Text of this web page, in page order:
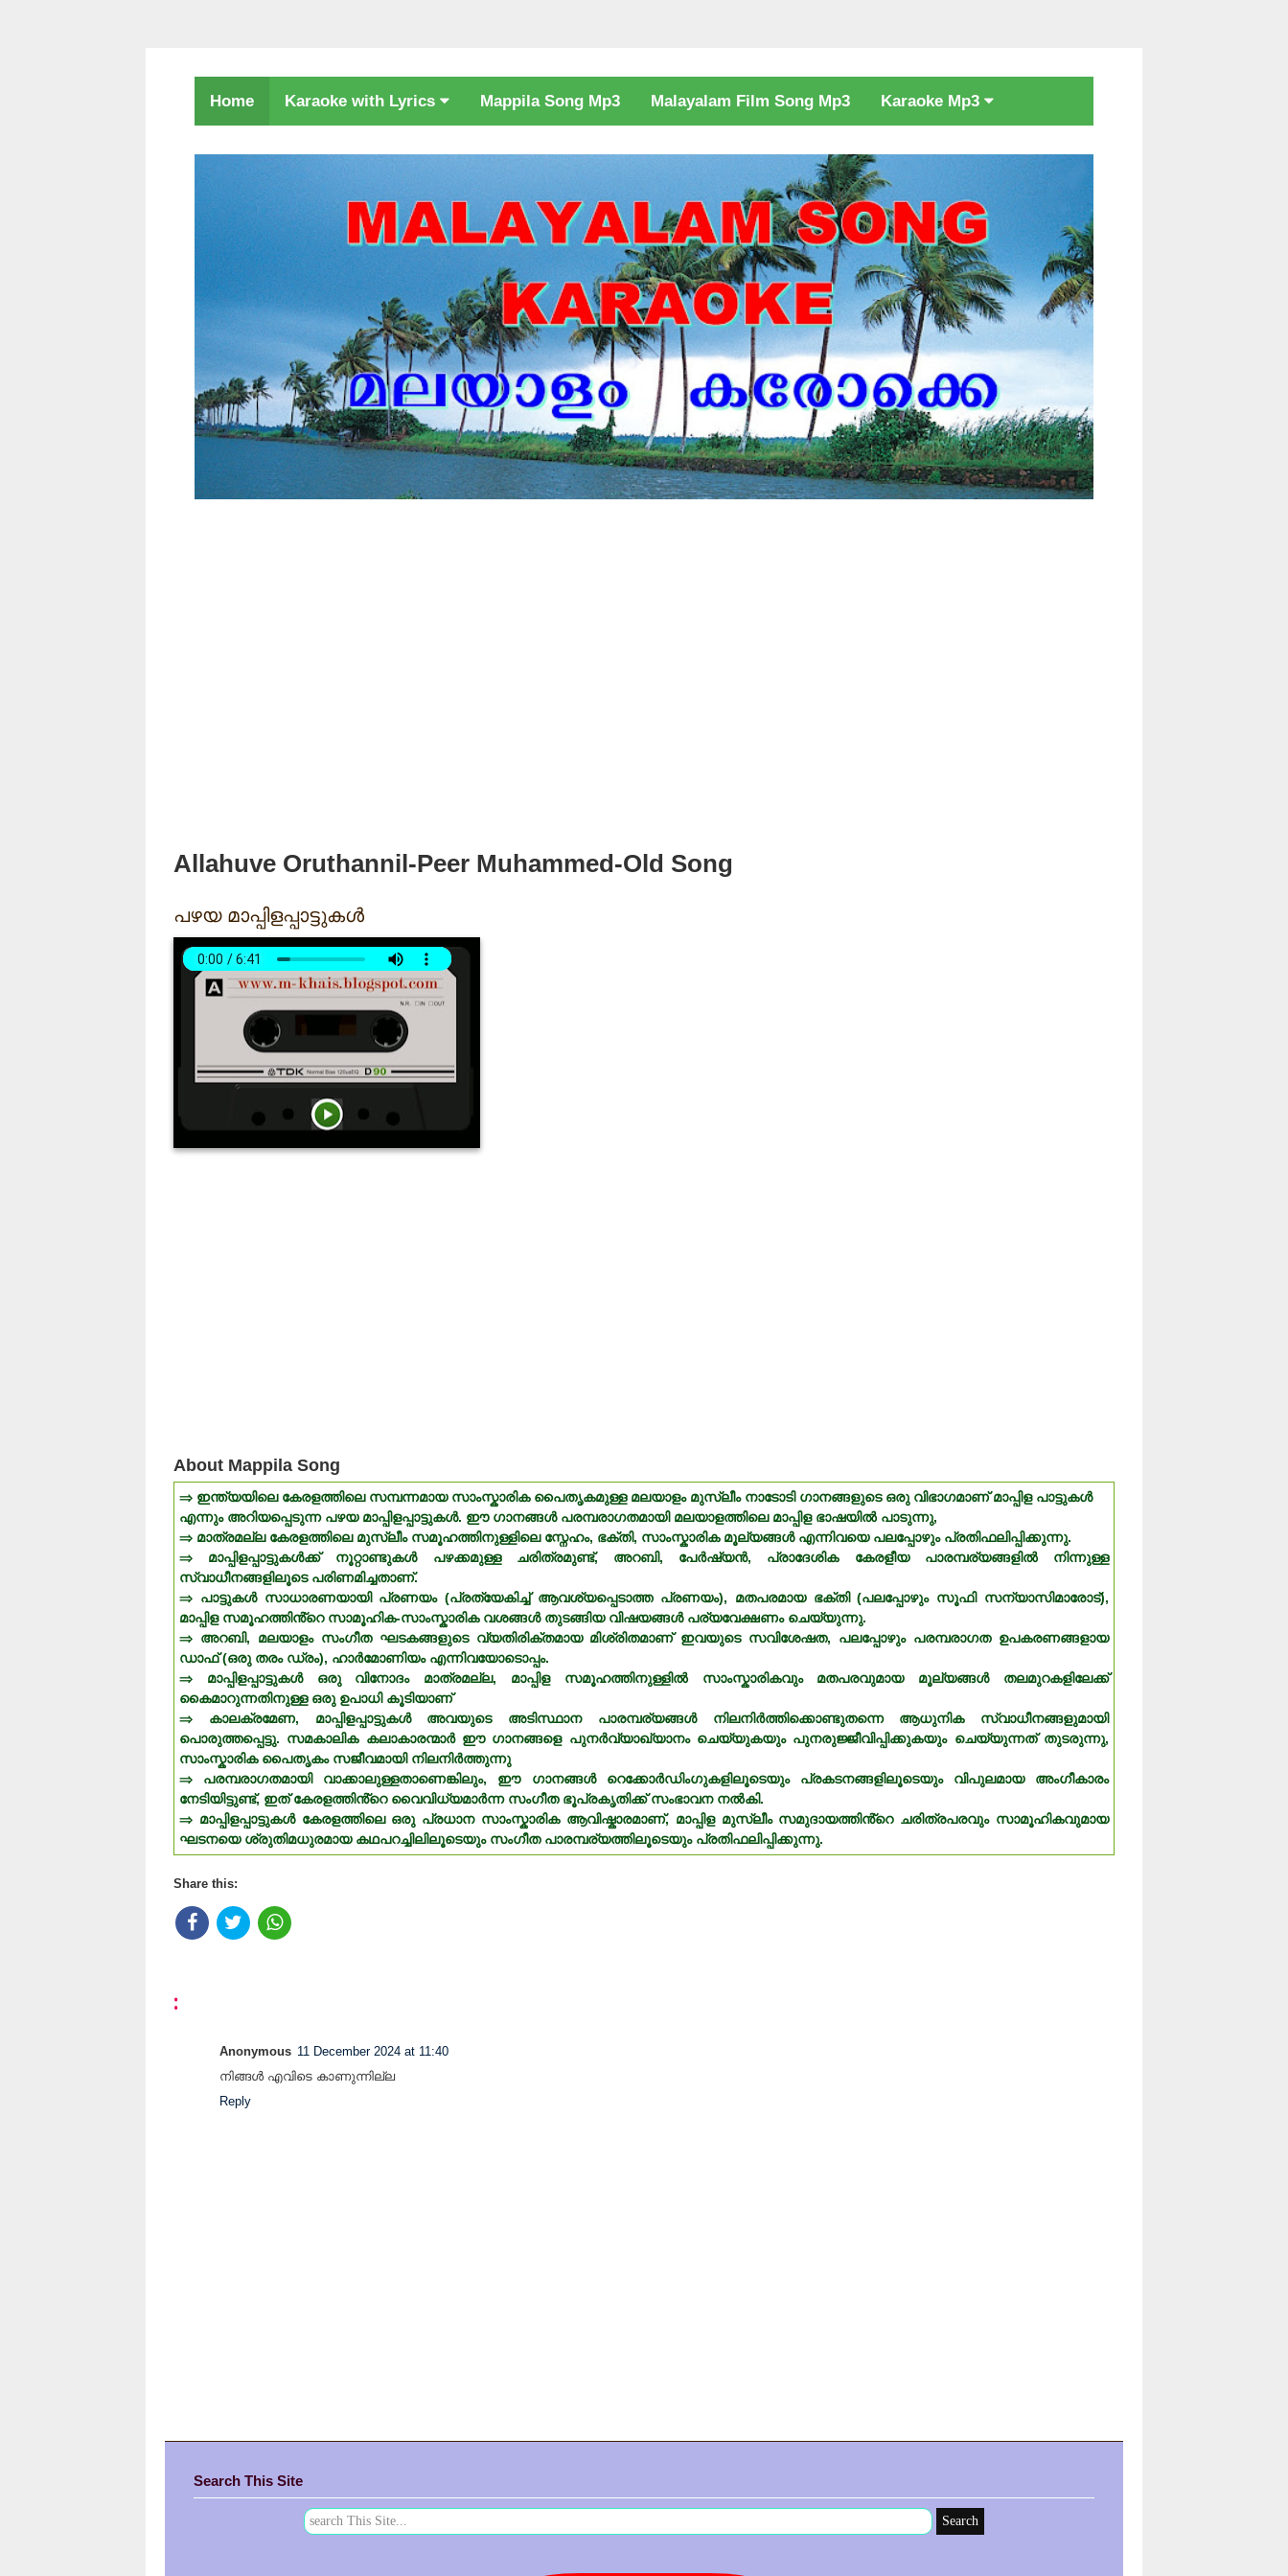
Home Karaoke with Lyrics Mappila Song Mp3 Malayalam Film Song Mp3 Karaoke Mp3
Allahuve Oruthannil-Peer Muhammed-Old Song
പഴയ മാപ്പിളപ്പാട്ടുകൾ
About Mappila Song
⇒ ഇന്ത്യയിലെ കേരളത്തിലെ സമ്പന്നമായ സാംസ്കാരിക പൈതൃകമുള്ള മലയാളം മുസ്ലീം നാടോടി ഗാനങ്ങളുടെ ഒരു വിഭാഗമാണ് മാപ്പിള പാട്ടുകൾ
എന്നും അറിയപ്പെടുന്ന പഴയ മാപ്പിളപ്പാട്ടുകൾ. ഈ ഗാനങ്ങൾ പരമ്പരാഗതമായി മലയാളത്തിലെ മാപ്പിള ഭാഷയിൽ പാടുന്നു,
⇒ മാത്രമല്ല കേരളത്തിലെ മുസ്ലീം സമൂഹത്തിനുള്ളിലെ സ്നേഹം, ഭക്തി, സാംസ്കാരിക മൂല്യങ്ങൾ എന്നിവയെ പലപ്പോഴും പ്രതിഫലിപ്പിക്കുന്നു.
⇒ മാപ്പിളപ്പാട്ടുകൾക്ക് നൂറ്റാണ്ടുകൾ പഴക്കമുള്ള ചരിത്രമുണ്ട്, അറബി, പേർഷ്യൻ, പ്രാദേശിക കേരളീയ പാരമ്പര്യങ്ങളിൽ നിന്നുള്ള
സ്വാധീനങ്ങളിലൂടെ പരിണമിച്ചതാണ്.
⇒ പാട്ടുകൾ സാധാരണയായി പ്രണയം (പ്രത്യേകിച്ച് ആവശ്യപ്പെടാത്ത പ്രണയം), മതപരമായ ഭക്തി (പലപ്പോഴും സൂഫി സന്യാസിമാരോട്),
മാപ്പിള സമൂഹത്തിൻ്റെ സാമൂഹിക-സാംസ്കാരിക വശങ്ങൾ തുടങ്ങിയ വിഷയങ്ങൾ പര്യവേക്ഷണം ചെയ്യുന്നു.
⇒ അറബി, മലയാളം സംഗീത ഘടകങ്ങളുടെ വ്യതിരിക്തമായ മിശ്രിതമാണ് ഇവയുടെ സവിശേഷത, പലപ്പോഴും പരമ്പരാഗത ഉപകരണങ്ങളായ
ഡാഫ് (ഒരു തരം ഡ്രം), ഹാർമോണിയം എന്നിവയോടൊപ്പം.
⇒ മാപ്പിളപ്പാട്ടുകൾ ഒരു വിനോദം മാത്രമല്ല, മാപ്പിള സമൂഹത്തിനുള്ളിൽ സാംസ്കാരികവും മതപരവുമായ മൂല്യങ്ങൾ തലമുറകളിലേക്ക്
കൈമാറുന്നതിനുള്ള ഒരു ഉപാധി കൂടിയാണ്
⇒ കാലക്രമേണ, മാപ്പിളപ്പാട്ടുകൾ അവയുടെ അടിസ്ഥാന പാരമ്പര്യങ്ങൾ നിലനിർത്തിക്കൊണ്ടുതന്നെ ആധുനിക സ്വാധീനങ്ങളുമായി
പൊരുത്തപ്പെട്ടു. സമകാലിക കലാകാരന്മാർ ഈ ഗാനങ്ങളെ പുനർവ്യാഖ്യാനം ചെയ്യുകയും പുനരുജ്ജീവിപ്പിക്കുകയും ചെയ്യുന്നത് തുടരുന്നു,
സാംസ്കാരിക പൈതൃകം സജീവമായി നിലനിർത്തുന്നു
⇒ പരമ്പരാഗതമായി വാക്കാലുള്ളതാണെങ്കിലും, ഈ ഗാനങ്ങൾ റെക്കോർഡിംഗുകളിലൂടെയും പ്രകടനങ്ങളിലൂടെയും വിപുലമായ അംഗീകാരം
നേടിയിട്ടുണ്ട്, ഇത് കേരളത്തിൻ്റെ വൈവിധ്യമാർന്ന സംഗീത ഭൂപ്രകൃതിക്ക് സംഭാവന നൽകി.
⇒ മാപ്പിളപ്പാട്ടുകൾ കേരളത്തിലെ ഒരു പ്രധാന സാംസ്കാരിക ആവിഷ്കാരമാണ്, മാപ്പിള മുസ്ലീം സമുദായത്തിൻ്റെ ചരിത്രപരവും സാമൂഹികവുമായ
ഘടനയെ ശ്രുതിമധുരമായ കഥപറച്ചിലിലൂടെയും സംഗീത പാരമ്പര്യത്തിലൂടെയും പ്രതിഫലിപ്പിക്കുന്നു.
Share this:
:
Anonymous 11 December 2024 at 11:40
നിങ്ങൾ എവിടെ കാണുന്നില്ല
Reply
Search This Site